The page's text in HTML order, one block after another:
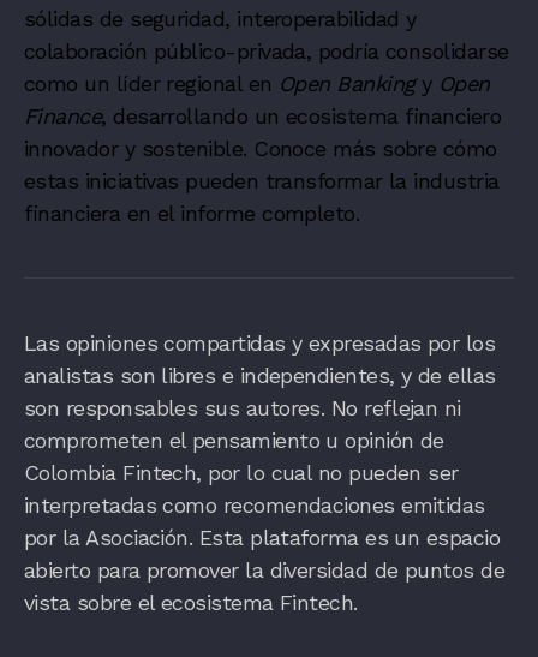
sólidas de seguridad, interoperabilidad y
colaboración público-privada, podría consolidarse
como un líder regional en Open Bankingy Open
Finance, desarrollando un ecosistema financiero
innovador y sostenible. Conoce más sobre cómo
estas iniciativas pueden transformar la industria
financiera en el informe completo.
Las opiniones compartidas y expresadas por los
analistas son libres e independientes, y de ellas
son responsables sus autores. No reflejan ni
comprometen el pensamiento u opinión de
Colombia Fintech, por lo cual no pueden ser
interpretadas como recomendaciones emitidas
por la Asociación. Esta plataforma es un espacio
abierto para promover la diversidad de puntos de
vista sobre el ecosistema Fintech.